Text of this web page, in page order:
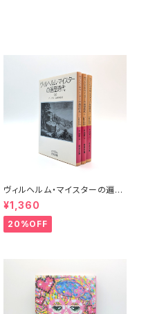
ヴィルヘルム・マイスターの遍歴
時代 (上)(中)(下)（岩波文庫）
¥1,360
20%OFF